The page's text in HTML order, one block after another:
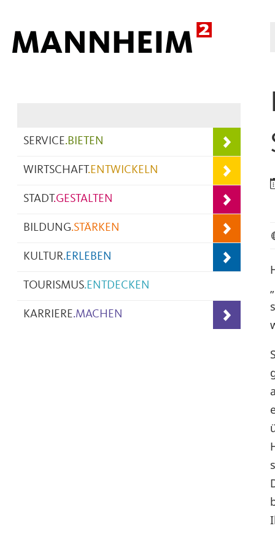
SERVICE.BIETEN
WIRTSCHAFT.ENTWICKELN
STADT.GESTALTEN
BILDUNG.STÄRKEN
KULTUR.ERLEBEN
TOURISMUS.ENTDECKEN
KARRIERE.MACHEN